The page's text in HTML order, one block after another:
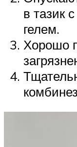
в тазик
гелем.
Хорошо